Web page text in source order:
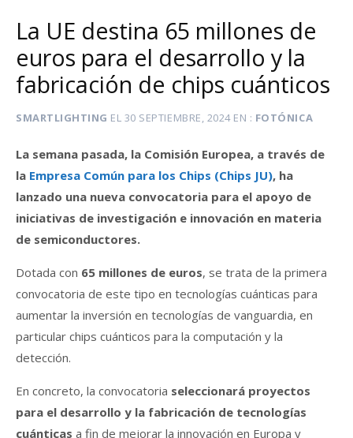
La UE destina 65 millones de
euros para el desarrollo y la
fabricación de chips cuánticos
SMARTLIGHTING EL 30 SEPTIEMBRE, 2024EN FOTÓNICA
La semana pasada, la Comisión Europea, a través de
la Empresa Común para los Chips (Chips JU), ha
lanzado una nueva convocatoria para el apoyo de
iniciativas de investigación e innovación en materia
de semiconductores.
Dotada con 65 millones de euros, se trata de la primera
convocatoria de este tipo en tecnologías cuánticas para
aumentar la inversión en tecnologías de vanguardia, en
particular chips cuánticos para la computación y la
detección.
En concreto, la convocatoria seleccionará proyectos
para el desarrollo y la fabricación de tecnologías
cuánticas a fin de mejorar la innovación en Europa y